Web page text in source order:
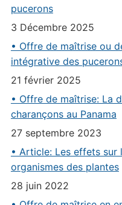
pucerons
3 Décembre 2025
• Offre de maîtrise ou
intégrative des
21 février 2025
• Offre de maîtrise: La
charançons au Panama
27 septembre 2023
• Article: Les effets sur
organismes des plantes
28 juin 2022